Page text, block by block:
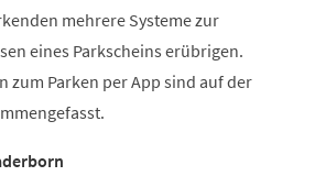
mehrere Systeme zur
eines Parkscheins erübrigen.
zum Parken per App sind auf der